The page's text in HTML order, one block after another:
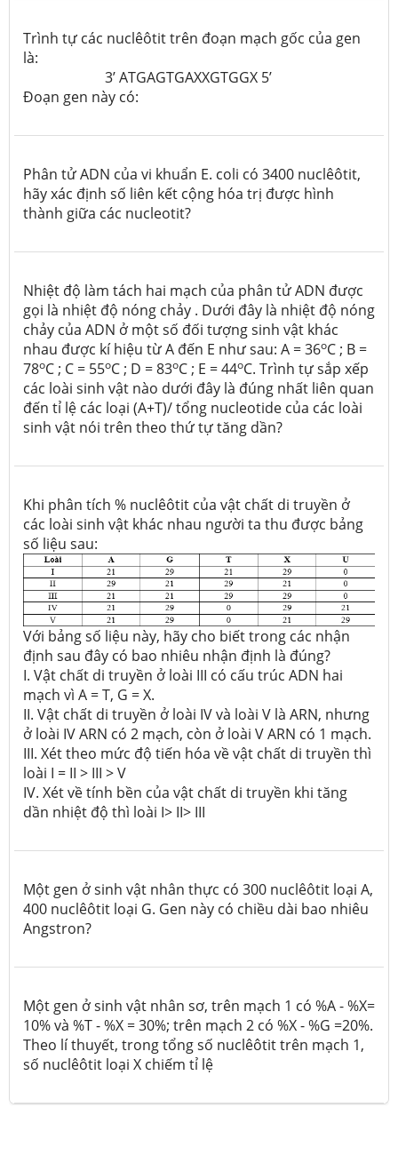
Trình tự các nuclêôtit trên đoạn mạch gốc của gen
là:
3’ ATGAGTGAXXGTGGX 5’
Đoạn gen này có:
Phân tử ADN của vi khuẩn E. coli có 3400 nuclêôtit,
hãy xác định số liên kết cộng hóa trị được hình
thành giữa các nucleotit?
Nhiệt độ làm tách hai mạch của phân tử ADN được
gọi là nhiệt độ nóng chảy . Dưới đây là nhiệt độ nóng
chảy của ADN ở một số đối tượng sinh vật khác
nhau được kí hiệu từ A đến E như sau: A = 36oC ; B =
78oC ; C = 55oC ; D = 83oC ; E = 44oC. Trình tự sắp xếp
các loài sinh vật nào dưới đây là đúng nhất liên quan
đến tỉ lệ các loại (A+T)/ tổng nucleotide của các loài
sinh vật nói trên theo thứ tự tăng dần?
Khi phân tích % nuclêôtit của vật chất di truyền ở
các loài sinh vật khác nhau người ta thu được bảng
số liệu sau:
Với bảng số liệu này, hãy cho biết trong các nhận
định sau đây có bao nhiêu nhận định là đúng?
I. Vật chất di truyền ở loài III có cấu trúc ADN hai
mạch vì A = T, G = X.
II. Vật chất di truyền ở loài IV và loài V là ARN, nhưng
ở loài IV ARN có 2 mạch, còn ở loài V ARN có 1 mạch.
III. Xét theo mức độ tiến hóa về vật chất di truyền thì
loài I = II > III > V
IV. Xét về tính bền của vật chất di truyền khi tăng
dần nhiệt độ thì loài I> II> III
Một gen ở sinh vật nhân thực có 300 nuclêôtit loại A,
400 nuclêôtit loại G. Gen này có chiều dài bao nhiêu
Angstron?
Một gen ở sinh vật nhân sơ, trên mạch 1 có %A - %X=
10% và %T - %X = 30%; trên mạch 2 có %X - %G =20%.
Theo lí thuyết, trong tổng số nuclêôtit trên mạch 1,
số nuclêôtit loại X chiếm tỉ lệ